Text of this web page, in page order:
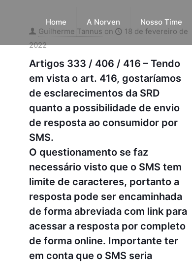
Home A Norven Nosso Time
Guilherme Tannus on
18 de fevereiro de
2022
Artigos 333 / 406 / 416 – Tendo
em vista o art. 416, gostaríamos
de esclarecimentos da SRD
quanto a possibilidade de envio
de resposta ao consumidor por
SMS.
O questionamento se faz
necessário visto que o SMS tem
limite de caracteres, portanto a
resposta pode ser encaminhada
de forma abreviada com link para
acessar a resposta por completo
de forma online. Importante ter
em conta que o SMS seria